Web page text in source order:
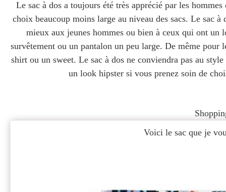
Le sac à dos a toujours été très apprécié par les
choix beaucoup moins large au niveau des sacs. Le sac
mieux aux jeunes hommes ou bien à ceux qui ont un
survêtement ou un pantalon un peu large. De même
shirt ou un sweet. Le sac à dos ne conviendra pas au
un look hipster si vous prenez soin de
Voici le sac que je